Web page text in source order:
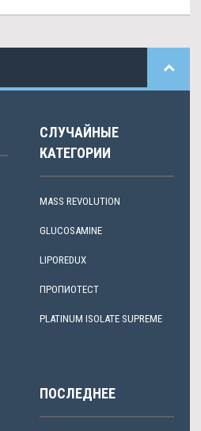
СЛУЧАЙНЫЕ
КАТЕГОРИИ
MASS REVOLUTION
GLUCOSAMINE
LIPOREDUX
ПРОПИОТЕСТ
PLATINUM ISOLATE SUPREME
ПОСЛЕДНЕЕ